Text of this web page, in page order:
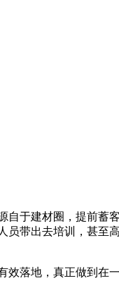
于建材圈，提前
带出去培训，甚
落地，真正做到